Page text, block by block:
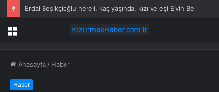
Menü
Anasayfa / Haber
Haber